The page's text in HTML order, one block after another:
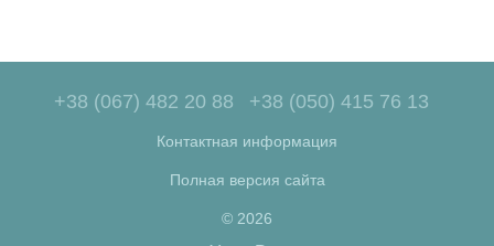
+38 (067) 482 20 88 +38 (050) 415 76 13
Контактная информация
Полная версия сайта
© 2026